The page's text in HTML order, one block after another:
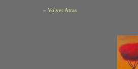
« Volver Atras